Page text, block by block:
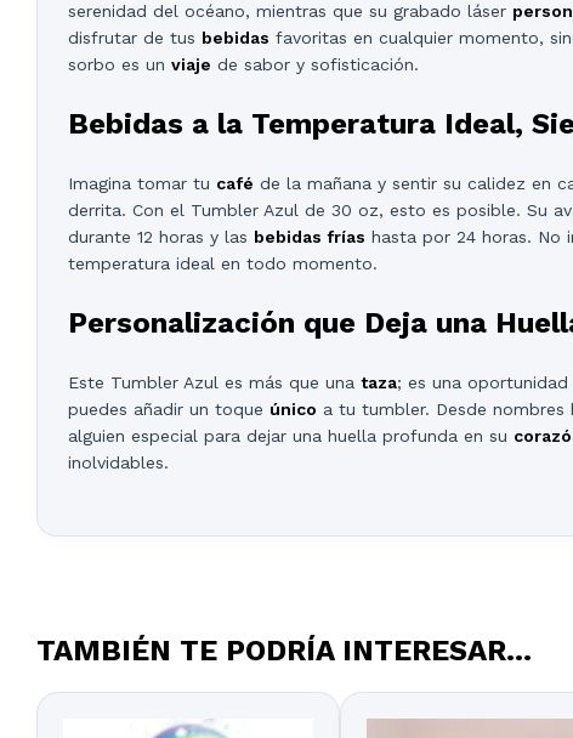
serenidad del océano, mientras que su grabado láser
disfrutar de tus bebidas favoritas en cualquier momento,
sorbo es un viaje de sabor y sofisticación.
Bebidas a la Temperatura Ideal,
Imagina tomar tu café de la mañana y sentir su calidez en
derrita. Con el Tumbler Azul de 30 oz, esto es posible. Su
durante 12 horas y las bebidas frías hasta por 24 horas. No
temperatura ideal en todo momento.
Personalización que Deja una
Este Tumbler Azul es más que una taza; es una oportunidad
puedes añadir un toque único a tu tumbler. Desde
alguien especial para dejar una huella profunda en su
inolvidables.
TAMBIÉN TE PODRÍA INTERESAR...